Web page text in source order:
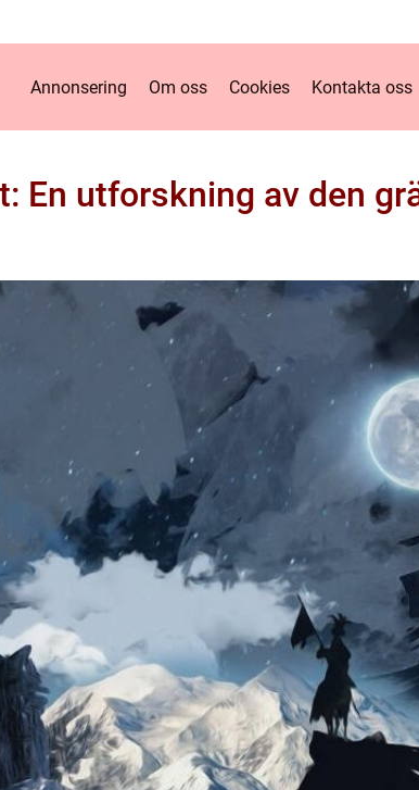
Annonsering Om oss Cookies Kontakta oss
En utforskning av den